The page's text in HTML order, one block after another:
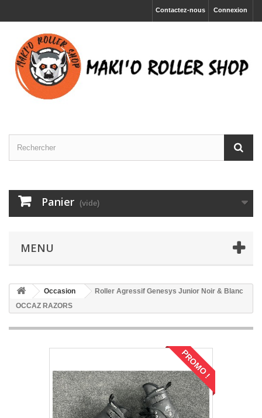
Connexion
Contactez-nous
Panier (vide)
MENU
Occasion
Roller Agressif Genesys Junior Noir & Blanc
OCCAZ RAZORS
PROMO !